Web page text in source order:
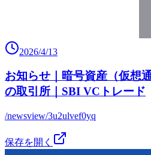
2026/4/13
お知らせ｜暗号資産（仮想
の取引所｜SBI VCトレード
/newsview/3u2ulvef0yq
保存を開く